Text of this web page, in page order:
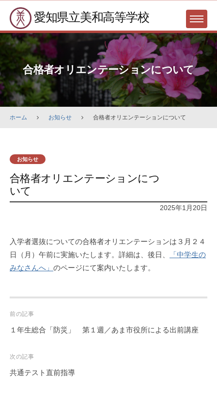
content
愛知県立美和高等学校 MENU
合格者オリエンテーションについて
ホーム お知らせ 合格者オリエンテーションについて
お知らせ
合格者オリエンテーションにつ
いて
2025年1月20日
入学者選抜についての合格者オリエンテーションは３月２４
日（月）午前に実施いたします。詳細は、後日、
「中学生の
みなさんへ」 のページにて案内いたします。
Post
navigation
前の記事
１年生総合「防災」 第１週／あま市役所による出前講座
次の記事
共通テスト直前指導